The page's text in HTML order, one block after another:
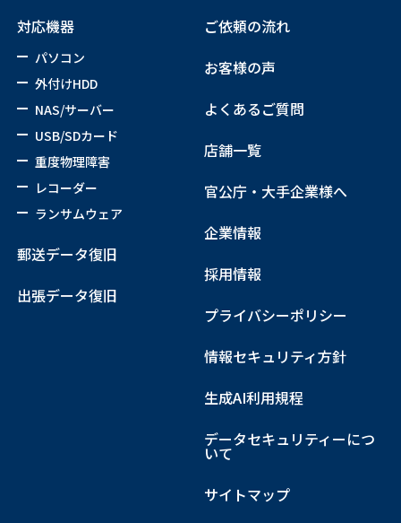
対応機器
パソコン
外付けHDD
NAS/サーバー
USB/SDカード
重度物理障害
レコーダー
ランサムウェア
郵送データ復旧
出張データ復旧
ご依頼の流れ
お客様の声
よくあるご質問
店舗一覧
官公庁・大手企業様へ
企業情報
採用情報
プライバシーポリシー
情報セキュリティ方針
生成AI利用規程
データセキュリティーにつ
いて
サイトマップ